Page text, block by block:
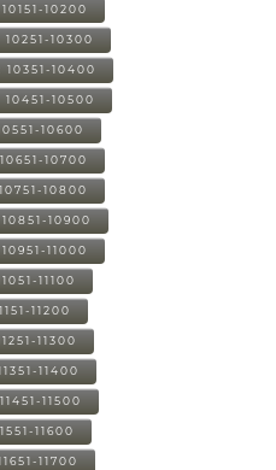
10200
10251-10300
10351-10400
10451-10500
10600
10700
10800
10900
11000
11100
11200
11300
11400
11500
11600
11700